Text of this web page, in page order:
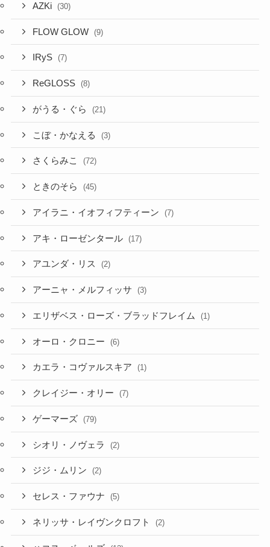
AZKi (30)
FLOW GLOW (9)
IRyS (7)
ReGLOSS (8)
がうる・ぐら (21)
こぼ・かなえる (3)
さくらみこ (72)
ときのそら (45)
アイラニ・イオフィフティーン (7)
アキ・ローゼンタール (17)
アユンダ・リス (2)
アーニャ・メルフィッサ (3)
エリザベス・ローズ・ブラッドフレイム (1)
オーロ・クロニー (6)
カエラ・コヴァルスキア (1)
クレイジー・オリー (7)
ゲーマーズ (79)
シオリ・ノヴェラ (2)
ジジ・ムリン (2)
セレス・ファウナ (5)
ネリッサ・レイヴンクロフト (2)